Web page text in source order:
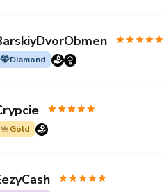
Diamond
Gold